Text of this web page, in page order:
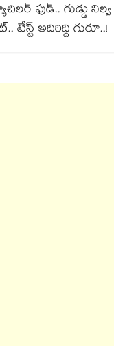
ఫుడ్.. గుడ్డు
టేస్ట్ అదిరిద్ది గురూ..!